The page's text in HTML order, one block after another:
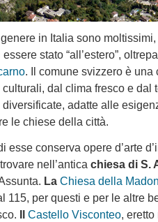
in Italia sono
essere stato “all’estero”,
. Il comune svizzero è
culturali, dal clima fresco e
adatte alle
le chiese della città.
esse conserva opere d’arte
nell’antica chiesa di S.
La Chiesa della
115, per questi e per le altre
Castello Visconteo,